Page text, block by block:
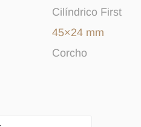
Cilíndrico First
45×24 mm
Corcho